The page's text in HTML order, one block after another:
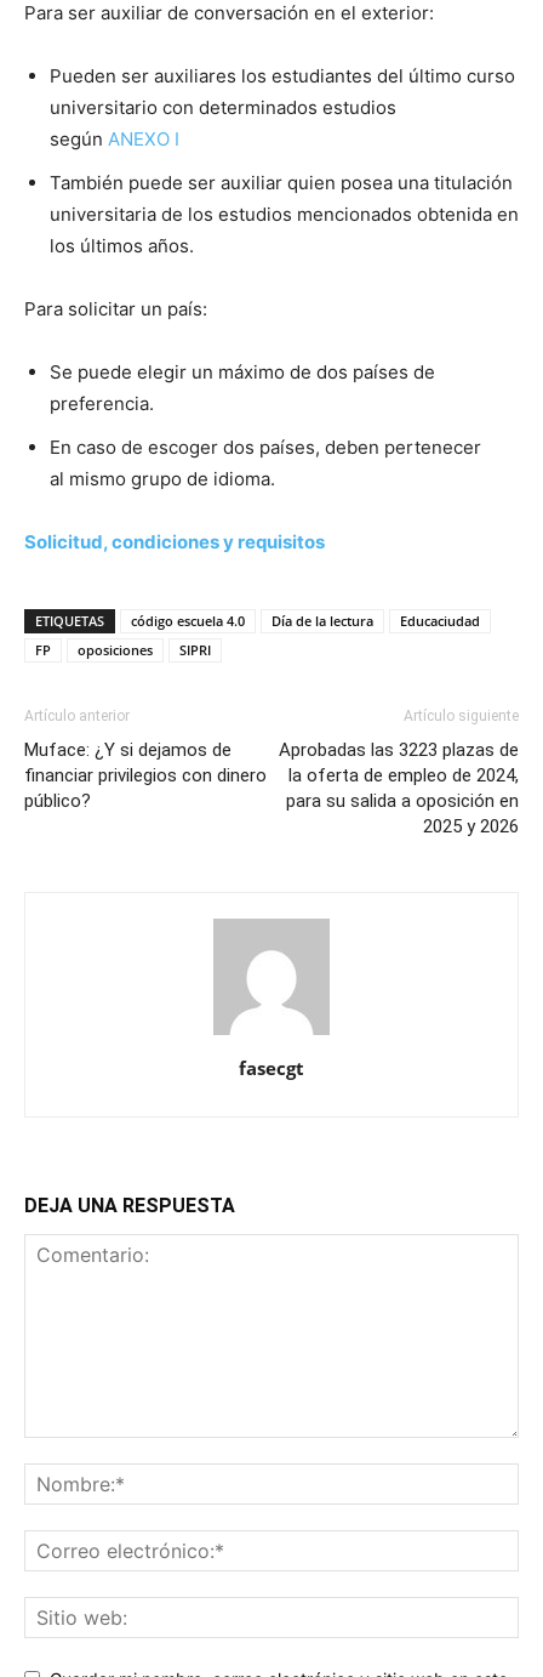
Para ser auxiliar de conversación en el exterior:
Pueden ser auxiliares los estudiantes del último curso
universitario con determinados estudios
según ANEXO I
También puede ser auxiliar quien posea una titulación
universitaria de los estudios mencionados obtenida en
los últimos años.
Para solicitar un país:
Se puede elegir un máximo de dos países de
preferencia.
En caso de escoger dos países, deben pertenecer
al mismo grupo de idioma.
Solicitud, condiciones y requisitos
ETIQUETAS código escuela 4.0 Día de la lectura
Educaciudad
FP
oposiciones SIPRI
Artículo anterior
Muface: ¿Y si dejamos de
financiar privilegios con dinero
público?
Artículo siguiente
Aprobadas las 3223 plazas de
la oferta de empleo de 2024,
para su salida a oposición en
2025 y 2026
fasecgt
DEJA UNA RESPUESTA